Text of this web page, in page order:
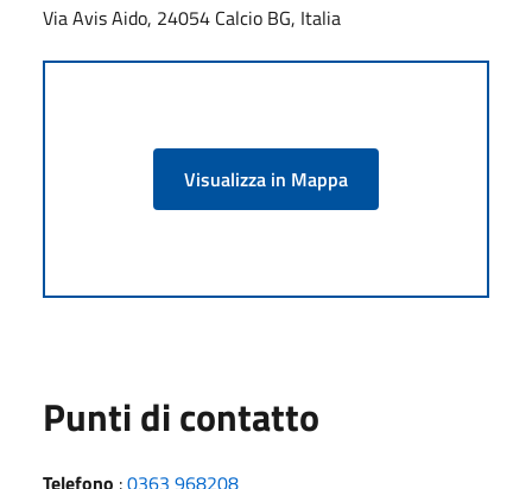
Via Avis Aido, 24054 Calcio BG, Italia
Visualizza in Mappa
Punti di contatto
Telefono :0363 968208